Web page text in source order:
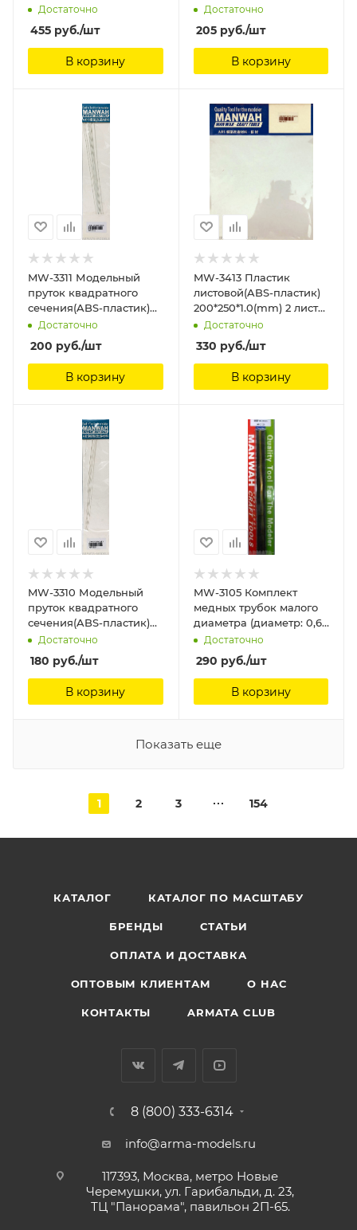
мм) (2 шт.) ManWah
Достаточно
455 руб./шт
В корзину
1.0mm*250mm 8шт
ManWah
Достаточно
205руб./шт
В корзину
MW-3311 Модельный
пруток квадратного
сечения(ABS-пластик)
1.0 мм * 250мм 8шт
ManWah
Достаточно
200 руб./шт
В корзину
MW-3413 Пластик
листовой(ABS-пластик)
200*250*1.0(mm) 2 листа
ManWah
Достаточно
330 руб./шт
В корзину
MW-3310 Модельный
пруток квадратного
сечения(ABS-пластик)
0.5 мм * 250мм 8шт
ManWah
Достаточно
180 руб./шт
В корзину
MW-3105 Комплект
медных трубок малого
диаметра (диаметр: 0,6
мм) (5 шт.) ManWah
Достаточно
290 руб./шт
В корзину
Показать еще
1 2 3 154
КАТАЛОГ КАТАЛОГ ПО МАСШТАБУ
БРЕНДЫ СТАТЬИ
ОПЛАТА И ДОСТАВКА
ОПТОВЫМ КЛИЕНТАМ О НАС
КОНТАКТЫ ARMATA CLUB
8 (800) 333-6314
info@arma-models.ru
117393, Москва, метро Новые
Черемушки, ул. Гарибальди, д. 23,
ТЦ "Панорама", павильон 2П-65.